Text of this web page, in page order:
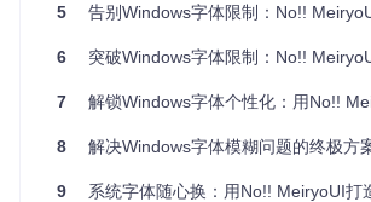
调节功能可有效增强文字边缘清晰度。通过
著改善1080p以下分辨率屏幕的文字可读性
多语言环境字体冲突解决策略
5 告别Windows字体限制：No!! MeiryoUI如何让
6 突破Windows字体限制：No!! MeiryoUI焕新系
7 解锁Windows字体个性化：用No!! MeiryoUI
8 解决Windows字体模糊问题的终极方案：noMeiryoUI让
9 系统字体随心换：用No!! MeiryoUI打造专属